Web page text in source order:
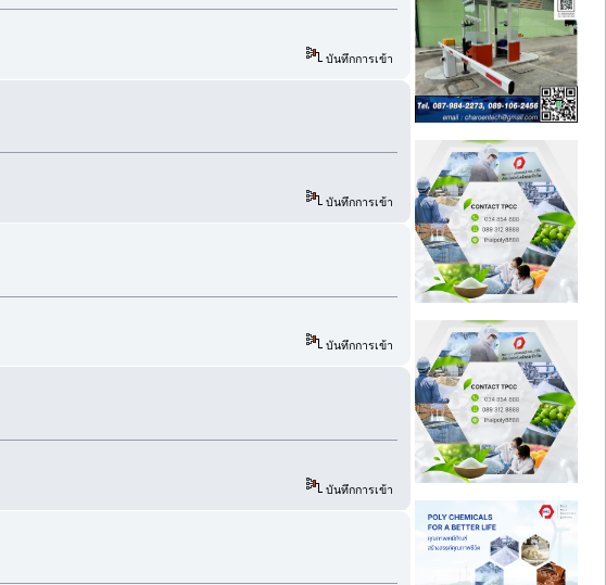
บันทึกการเข้า
บันทึกการเข้า
บันทึกการเข้า
บันทึกการเข้า